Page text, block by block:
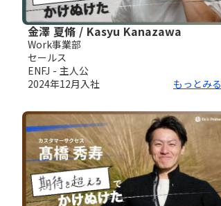
金澤 夏脩 / Kasyu Kanazawa
Work事業部
セールス
ENFJ - 主人公
2024年12月入社 もっとみる